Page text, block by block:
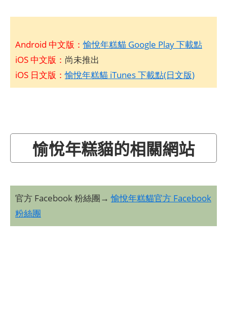
Android 中文版：愉悅年糕貓 Google Play 下載點
iOS 中文版： 尚未推出
iOS 日文版：愉悅年糕貓 iTunes 下載點(日文版)
愉悅年糕貓的相關網站
官方 Facebook 粉絲團→愉悅年糕貓官方 Facebook
粉絲團